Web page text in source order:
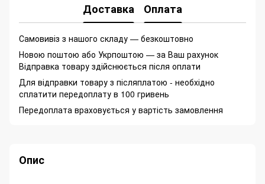
Доставка Оплата
Самовивіз з нашого складу — безкоштовно
Новою поштою або Укрпоштою — за Ваш рахунок
Відправка товару здійснюється після оплати
Для відправки товару з післяплатою - необхідно
сплатити передоплату в 100 гривень
Передоплата враховується у вартість замовлення
Опис